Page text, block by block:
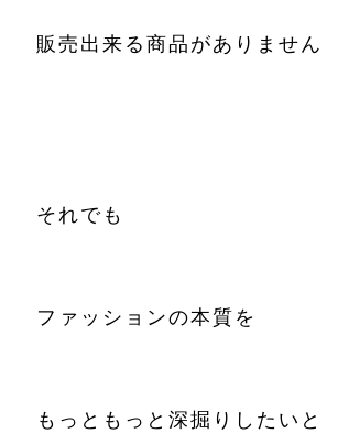
販売出来る商品がありません
それでも
ファッションの本質を
もっともっと深掘りしたいと